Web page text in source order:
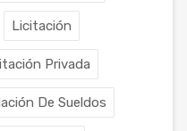
Licitación
Privada
De Sueldos